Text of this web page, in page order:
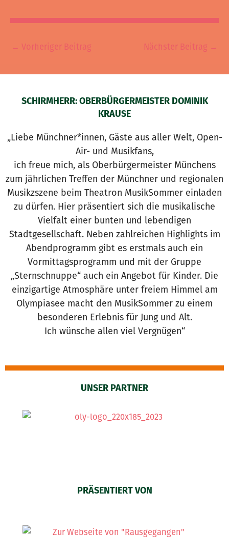
← Vorheriger Beitrag Nächster Beitrag →
SCHIRMHERR: OBERBÜRGERMEISTER DOMINIK
KRAUSE
„Liebe Münchner*innen, Gäste aus aller Welt, Open-
Air- und Musikfans,
ich freue mich, als Oberbürgermeister Münchens
zum jährlichen Treffen der Münchner und regionalen
Musikzszene beim Theatron MusikSommer einladen
zu dürfen. Hier präsentiert sich die musikalische
Vielfalt einer bunten und lebendigen
Stadtgesellschaft. Neben zahlreichen Highlights im
Abendprogramm gibt es erstmals auch ein
Vormittagsprogramm und mit der Gruppe
„Sternschnuppe“ auch ein Angebot für Kinder. Die
einzigartige Atmosphäre unter freiem Himmel am
Olympiasee macht den MusikSommer zu einem
besonderen Erlebnis für Jung und Alt.
Ich wünsche allen viel Vergnügen“
UNSER PARTNER
PRÄSENTIERT VON